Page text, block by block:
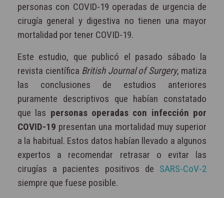
personas con COVID-19 operadas de urgencia de
cirugía general y digestiva no tienen una mayor
mortalidad por tener COVID-19.
Este estudio, que publicó el pasado sábado la
revista científica British Journal of Surgery, matiza
las conclusiones de estudios anteriores
puramente descriptivos que habían constatado
que las personas operadas con infección por
COVID-19 presentan una mortalidad muy superior
a la habitual. Estos datos habían llevado a algunos
expertos a recomendar retrasar o evitar las
cirugías a pacientes positivos de SARS-CoV-2
siempre que fuese posible.